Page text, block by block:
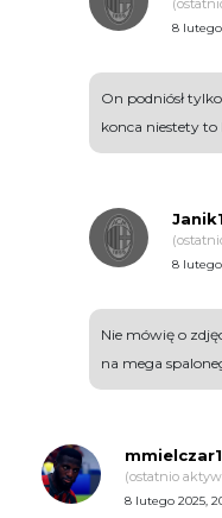
8 lutego
On podniósł
konca niestety to
8 lutego
Nie mówię o
na mega
(ostatnio
8 lutego 2025,